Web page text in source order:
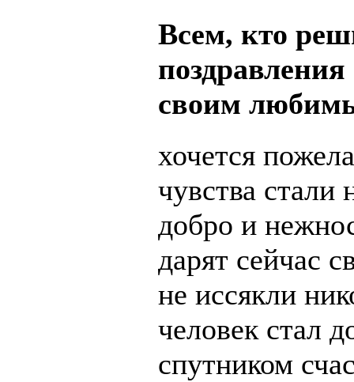
Всем, кто
своим
хочется
чувства
добро и
дарят сейчас
не иссякли
человек стал
спутником